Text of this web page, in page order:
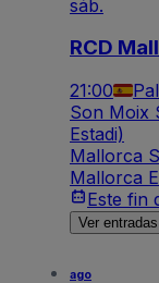
sáb.
RCD
21:00
Son Moix
Estadi)
Mallorca
Mallorca
Este fin
Ver entradas
ago